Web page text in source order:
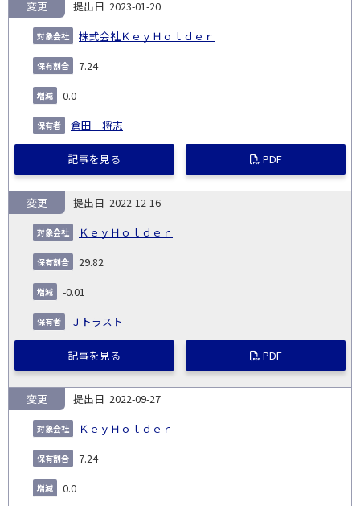
2023-01-20
株式会社ＫｅｙＨｏｌｄｅｒ
変更
7.24
0.0
倉田 将志
記事を見る PDF
2022-12-16
ＫｅｙＨｏｌｄｅｒ
変更
29.82
-0.01
Ｊトラスト
記事を見る PDF
2022-09-27
ＫｅｙＨｏｌｄｅｒ
変更
7.24
0.0